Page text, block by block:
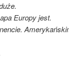
Europy jest.